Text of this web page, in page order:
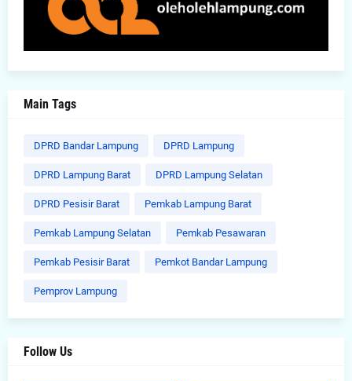
Main Tags
DPRD Bandar Lampung DPRD Lampung
DPRD Lampung Barat DPRD Lampung Selatan
DPRD Pesisir Barat Pemkab Lampung Barat
Pemkab Lampung Selatan Pemkab Pesawaran
Pemkab Pesisir Barat Pemkot Bandar Lampung
Pemprov Lampung
Follow Us